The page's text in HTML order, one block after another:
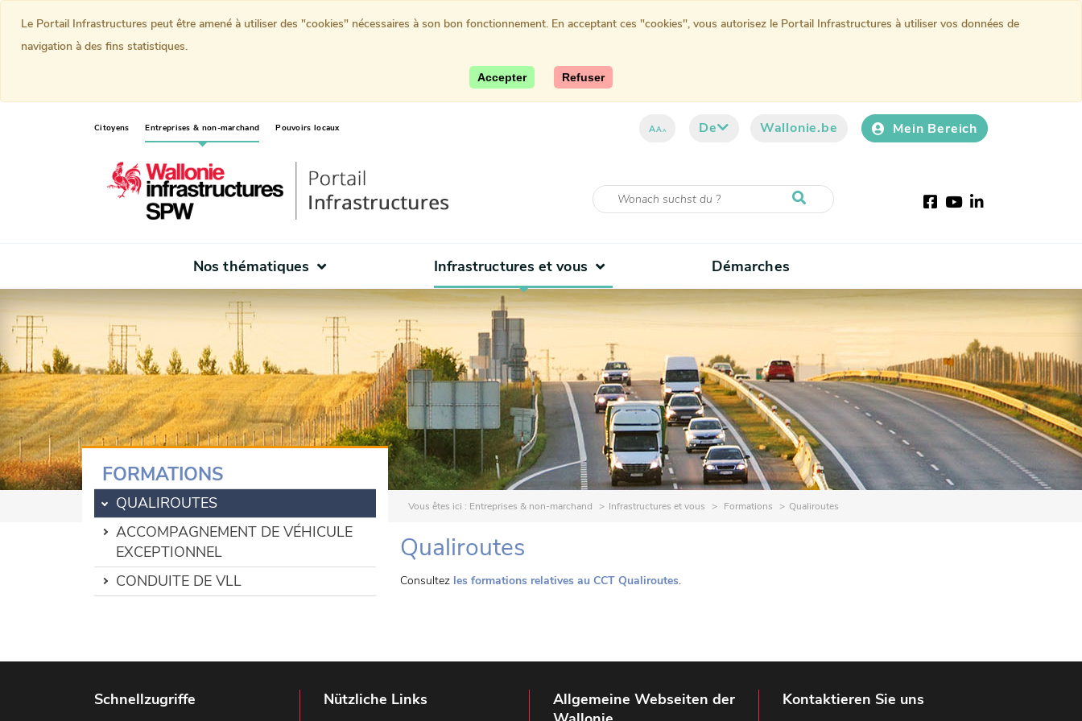
Citoyens Entreprises & non-marchand(current)Pouvoirs locaux AAA De Wallonie.be Mein Bereich
Facebook
YoutubeLinkedIn
Nos thématiques Infrastructures et vous Démarches
Vous êtes ici : Entreprises & non-marchand Infrastructures et vous Formations Qualiroutes
FORMATIONS
QUALIROUTES
ACCOMPAGNEMENT DE VÉHICULE
EXCEPTIONNEL
CONDUITE DE VLL
Qualiroutes
Consultez les formations relatives au CCT Qualiroutes.
Schnellzugriffe Nützliche Links
Allgemeine Webseiten der
Kontaktieren Sie uns
Le Portail Infrastructures peut être amené à utiliser des "cookies" nécessaires à son bon fonctionnement. En acceptant ces "cookies", vous autorisez le Portail Infrastructures à utiliser vos données de
navigation à des fins statistiques.
Accepter Refuser